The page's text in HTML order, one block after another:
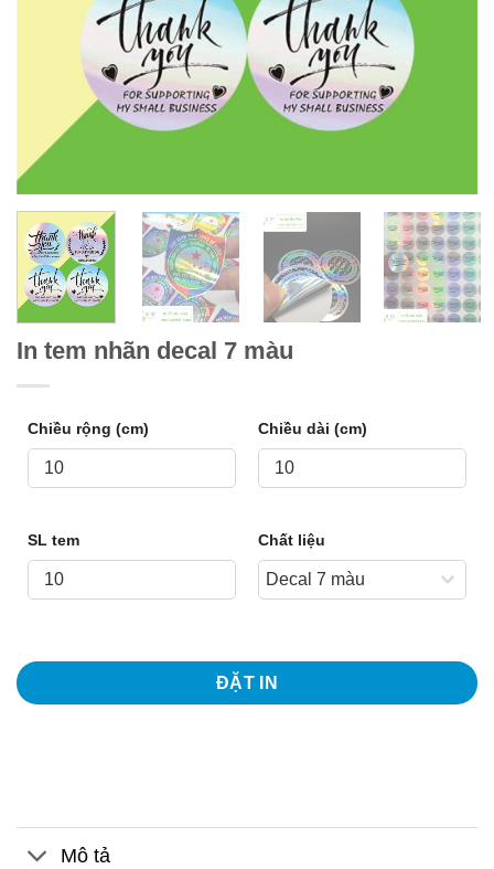
In tem nhãn decal 7 màu
Chiều rộng (cm) Chiều dài (cm)
SL tem Chất liệu
ĐẶT IN
Mô tả